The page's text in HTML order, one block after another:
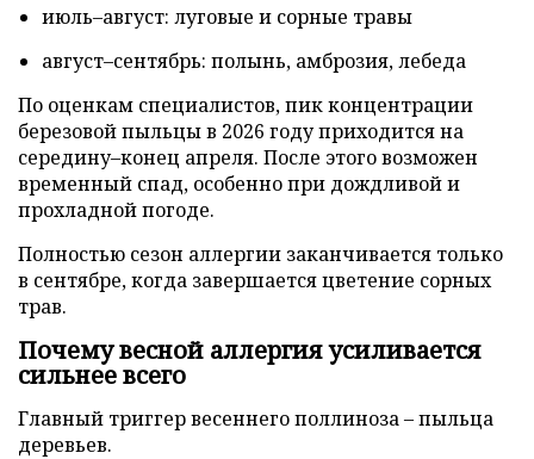
июль–август: луговые и сорные травы
август–сентябрь: полынь, амброзия, лебеда
По оценкам специалистов, пик концентрации
березовой пыльцы в 2026 году приходится на
середину–конец апреля. После этого возможен
временный спад, особенно при дождливой и
прохладной погоде.
Полностью сезон аллергии заканчивается только
в сентябре, когда завершается цветение сорных
трав.
Почему весной аллергия усиливается
сильнее всего
Главный триггер весеннего поллиноза – пыльца
деревьев.